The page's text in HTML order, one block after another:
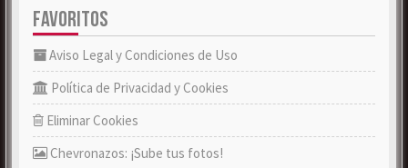
FAVORITOS
Aviso Legal y Condiciones de Uso
Política de Privacidad y Cookies
Eliminar Cookies
Chevronazos: ¡Sube tus fotos!